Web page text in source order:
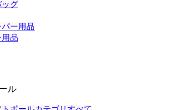
ッグ
ー用品
用品
ル